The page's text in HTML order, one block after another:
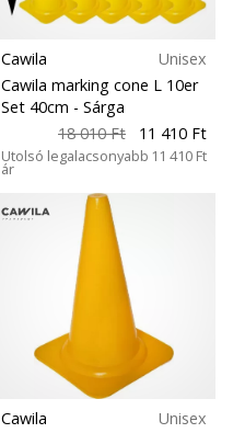
Cawila
Unisex
Cawila marking cone L 10er
Set 40cm - Sárga
18 010 Ft
11 410 Ft
Utolsó legalacsonyabb
ár
11 410 Ft
Cawila
Unisex